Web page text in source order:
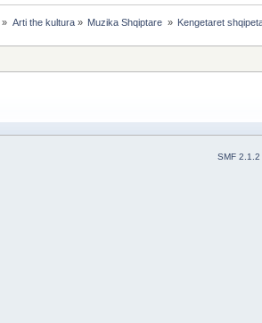
» Arti the kultura» Muzika Shqiptare » Kengetaret
SMF 2.1.2